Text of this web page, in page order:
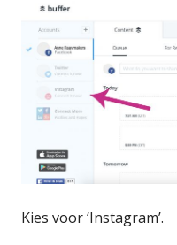
Kies voor ‘Instagram’.